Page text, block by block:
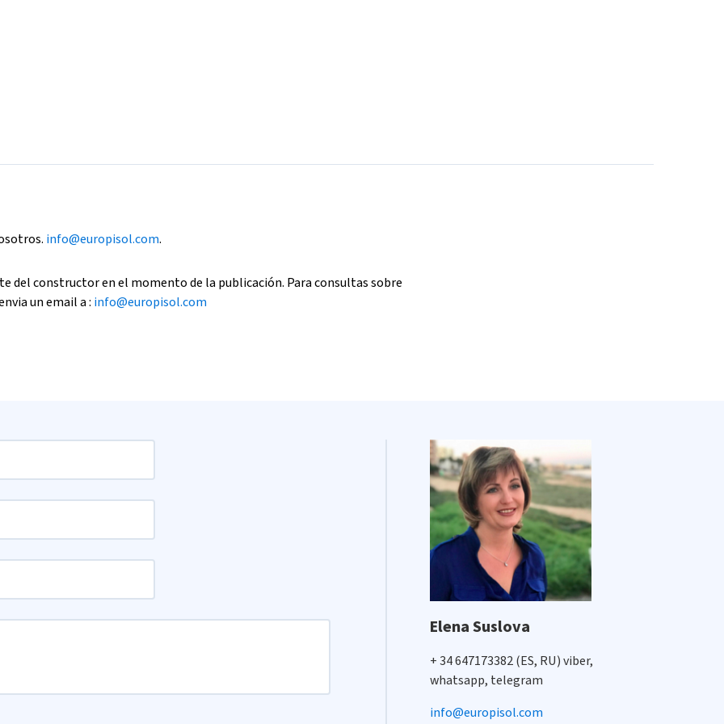
info@europisol.com.
constructor en el momento de la publicación. Para consultas sobre
un email a : info@europisol.com
Elena Suslova
+ 34 647173382 (ES, RU) viber,
whatsapp, telegram
info@europisol.com